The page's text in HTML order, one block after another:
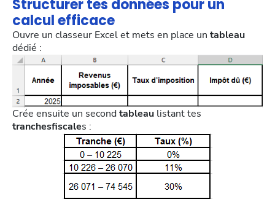
Structurer tes données pour un
calcul efficace
Ouvre un classeur Excel et mets en place un tableau
dédié :
Crée ensuite un secondtableau listant tes
tranchesfiscales :